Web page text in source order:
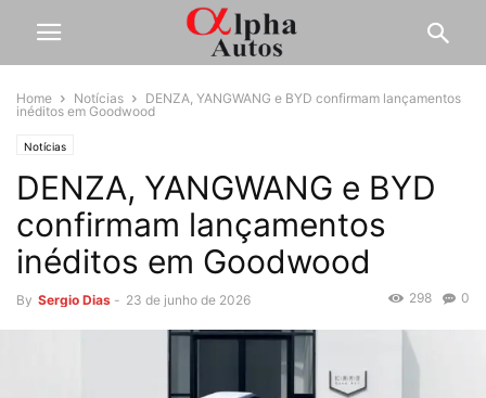
Home Notícias
DENZA, YANGWANG e BYD confirmam lançamentos
inéditos em Goodwood
Notícias
DENZA, YANGWANG e BYD
confirmam lançamentos
inéditos em Goodwood
By Sergio Dias - 23 de junho de 2026 0
298